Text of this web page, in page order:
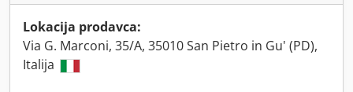
Lokacija prodavca:
Via G. Marconi, 35/A, 35010 San Pietro in Gu' (PD),
Italija